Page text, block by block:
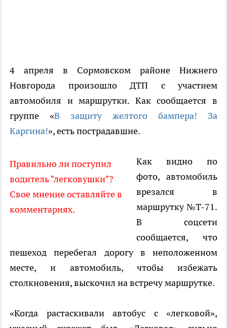
4 апреля в Сормовском районе Нижнего
Новгорода произошло ДТП с участием
автомобиля и маршрутки. Как сообщается в
группе «В защиту желтого бампера! За
Каргина!», есть пострадавшие.
Правильно ли поступил
водитель "легковушки"?
Свое мнение оставляйте в
комментариях.
Как видно по
фото, автомобиль
врезался в
маршрутку №Т-71.
В соцсети
сообщается, что
пешеход перебегал дорогу в неположенном
месте, и автомобиль, чтобы избежать
столкновения, выскочил на встречу маршрутке.
«Когда растаскивали автобус с «легковой»,